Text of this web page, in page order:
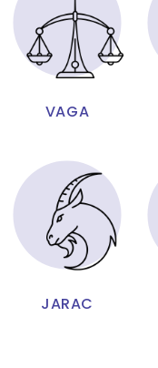
VAGA
JARAC